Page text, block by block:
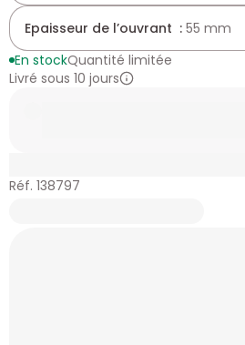
Epaisseur de l’ouvrant : 55 mm
En stockQuantité limitée
Livré sous 10 jours
Réf. 138797